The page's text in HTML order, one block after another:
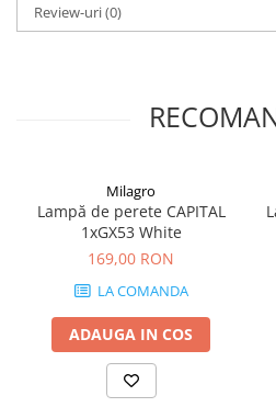
Review-uri(0)
Milagro
Lampă de perete CAPITAL
1xGX53 White
169,00 RON
LA COMANDA
ADAUGA IN COS